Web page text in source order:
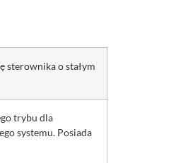
sterownika o stałym
trybu dla
systemu. Posiada